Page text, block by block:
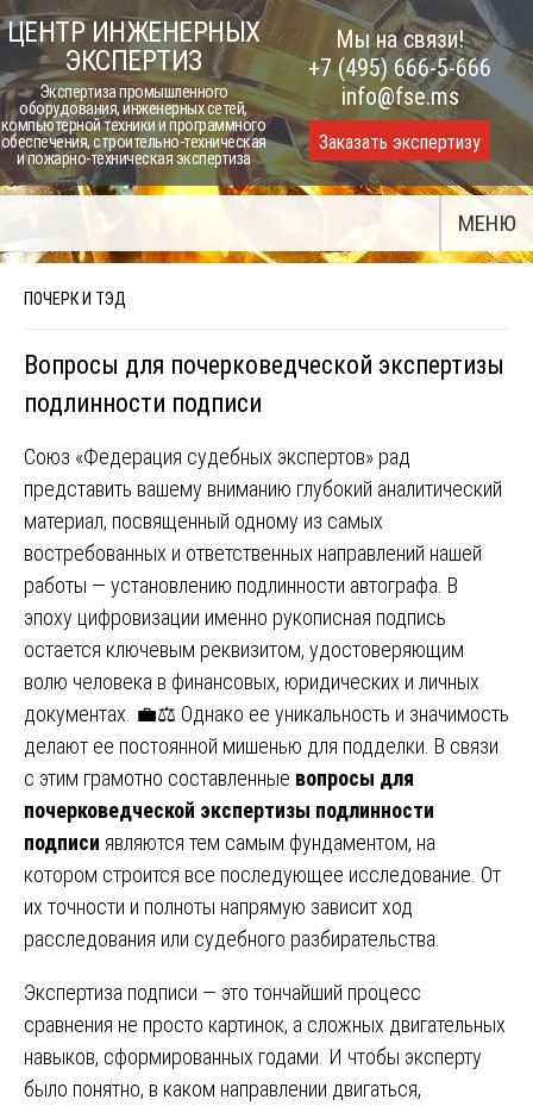
Skip
to
content
ЦЕНТР ИНЖЕНЕРНЫХ
ЭКСПЕРТИЗ
Экспертиза промышленного
оборудования, инженерных сетей,
компьютерной техники и программного
обеспечения, строительно-техническая
и пожарно-техническая экспертиза
Мы на связи!
+7 (495) 666-5-666
info@fse.ms
Заказать экспертизу
МЕНЮ
ПОЧЕРК И ТЭД
Вопросы для почерковедческой экспертизы
подлинности подписи
Союз «Федерация судебных экспертов» рад
представить вашему вниманию глубокий аналитический
материал, посвященный одному из самых
востребованных и ответственных направлений нашей
работы — установлению подлинности автографа. В
эпоху цифровизации именно рукописная подпись
остается ключевым реквизитом, удостоверяющим
волю человека в финансовых, юридических и личных
документах. 💼⚖️ Однако ее уникальность и значимость
делают ее постоянной мишенью для подделки. В связи
с этим грамотно составленные вопросы для
почерковедческой экспертизы подлинности
подписи являются тем самым фундаментом, на
котором строится все последующее исследование. От
их точности и полноты напрямую зависит ход
расследования или судебного разбирательства.
Экспертиза подписи — это тончайший процесс
сравнения не просто картинок, а сложных двигательных
навыков, сформированных годами. И чтобы эксперту
было понятно, в каком направлении двигаться,